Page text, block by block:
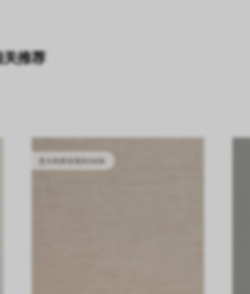
关推荐